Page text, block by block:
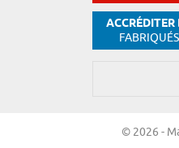
ACCRÉDITER
© 2026 -